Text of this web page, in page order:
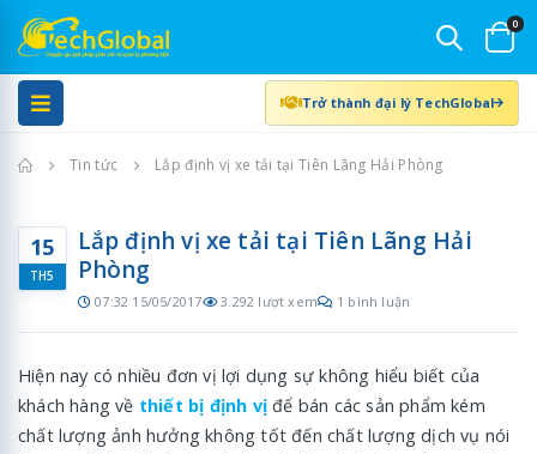
0
Trở thành đại lý TechGlobal
Trang chủ
Tin tức Lắp định vị xe tải tại Tiên Lãng Hải Phòng
15
TH5
Lắp định vị xe tải tại Tiên Lãng Hải
Phòng
07:32 15/05/2017 3.292 lượt xem 1 bình luận
Hiện nay có nhiều đơn vị lợi dụng sự không hiểu biết của
khách hàng về thiết bị định vị để bán các sản phẩm kém
chất lượng ảnh hưởng không tốt đến chất lượng dịch vụ nói